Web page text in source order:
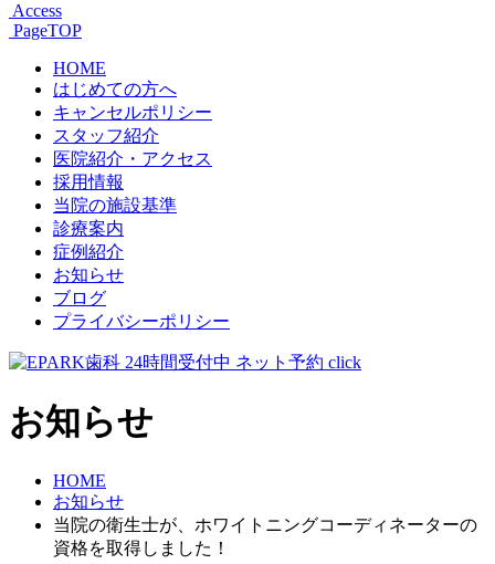
Access
PageTOP
HOME
はじめての方へ
キャンセルポリシー
スタッフ紹介
医院紹介・アクセス
採用情報
当院の施設基準
診療案内
症例紹介
お知らせ
ブログ
プライバシーポリシー
お知らせ
HOME
お知らせ
当院の衛生士が、ホワイトニングコーディネーターの
資格を取得しました！